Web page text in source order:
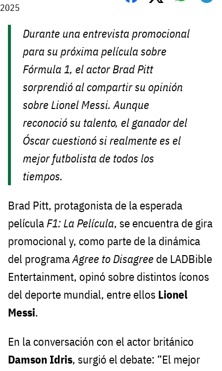
2025
Durante una entrevista promocional
para su próxima película sobre
Fórmula 1, el actor Brad Pitt
sorprendió al compartir su opinión
sobre Lionel Messi. Aunque
reconoció su talento, el ganador del
Óscar cuestionó si realmente es el
mejor futbolista de todos los
tiempos.
Brad Pitt, protagonista de la esperada
películaF1: La Película, se encuentra de gira
promocional y, como parte de la dinámica
del programaAgree to Disagree de LADBible
Entertainment, opinó sobre distintos íconos
del deporte mundial, entre ellos Lionel
Messi.
En la conversación con el actor británico
Damson Idris, surgió el debate: “El mejor